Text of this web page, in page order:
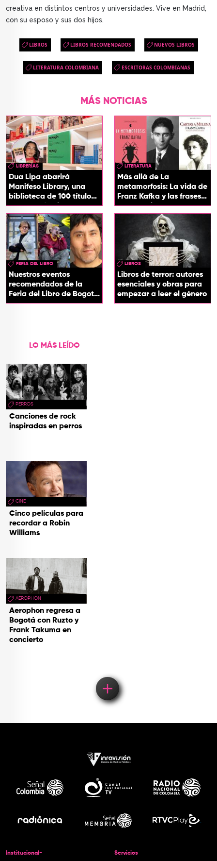
creativa en distintos centros y universidades. Vive en Madrid,
con su esposo y sus dos hijos.
LIBROS LIBROS RECOMENDADOS NUEVOS LIBROS
LITERATURA COLOMBIANA ESCRITORAS COLOMBIANAS
MÁS NOTICIAS
LIBRERÍAS
Dua Lipa abarirá
Manifeso Library, una
biblioteca de 100 títulos
que desafían la censura
y el poder
LITERATURA
Más allá de La
metamorfosis: La vida de
Franz Kafka y las frases
que definieron su
universo literario
FERIA DEL LIBRO
Nuestros eventos
recomendados de la
Feria del Libro de Bogotá
2026
LIBROS
Libros de terror: autores
esenciales y obras para
empezar a leer el género
LO MÁS LEÍDO
PERROS
Canciones de rock
inspiradas en perros
CINE
Cinco películas para
recordar a Robin
Williams
AEROPHON
Aerophon regresa a
Bogotá con Ruzto y
Frank Takuma en
concierto
Institucional-
Servicios